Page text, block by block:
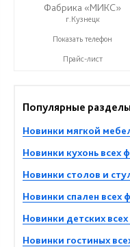
Фабрика «МИКС»
г.Кузнецк
+7 (937) 423-36-37
Показать телефон
Прайс-лист
Популярные
Новинки мягкой
Новинки кухонь всех
Новинки столов и
Новинки спален всех
Новинки детских
Новинки гостиных